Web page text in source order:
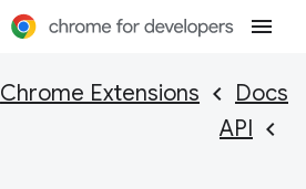
Docs
Chrome Extensions
API